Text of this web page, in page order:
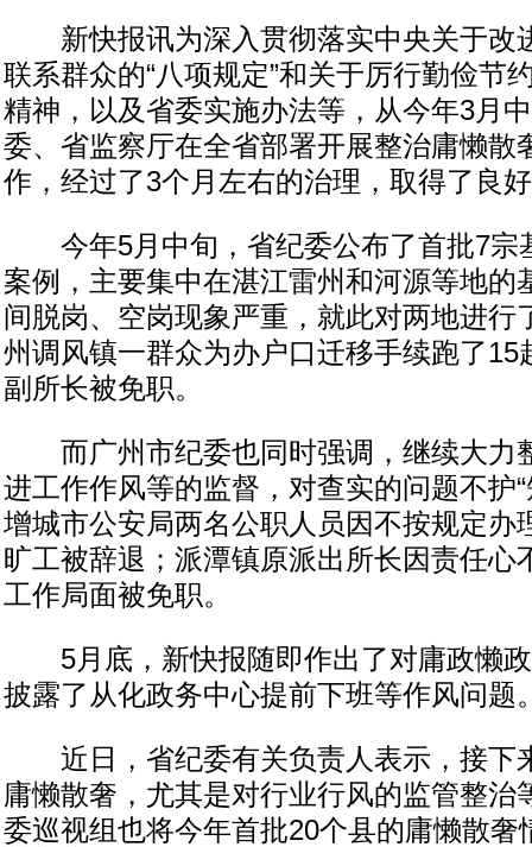
新快报讯为深入贯彻落实中央关于改
联系群众的“八项规定”和关于厉行勤俭节
精神，以及省委实施办法等，从今年3月
委、省监察厅在全省部署开展整治庸懒散
作，经过了3个月左右的治理，取得了良
今年5月中旬，省纪委公布了首批7宗
案例，主要集中在湛江雷州和河源等地的
间脱岗、空岗现象严重，就此对两地进行
州调风镇一群众为办户口迁移手续跑了15
副所长被免职。
而广州市纪委也同时强调，继续大力
进工作作风等的监督，对查实的问题不护“
增城市公安局两名公职人员因不按规定办
旷工被辞退；派潭镇原派出所长因责任心
工作局面被免职。
5月底，新快报随即作出了对庸政懒政
披露了从化政务中心提前下班等作风问题
近日，省纪委有关负责人表示，接下
庸懒散奢，尤其是对行业行风的监管整治
委巡视组也将今年首批20个县的庸懒散奢